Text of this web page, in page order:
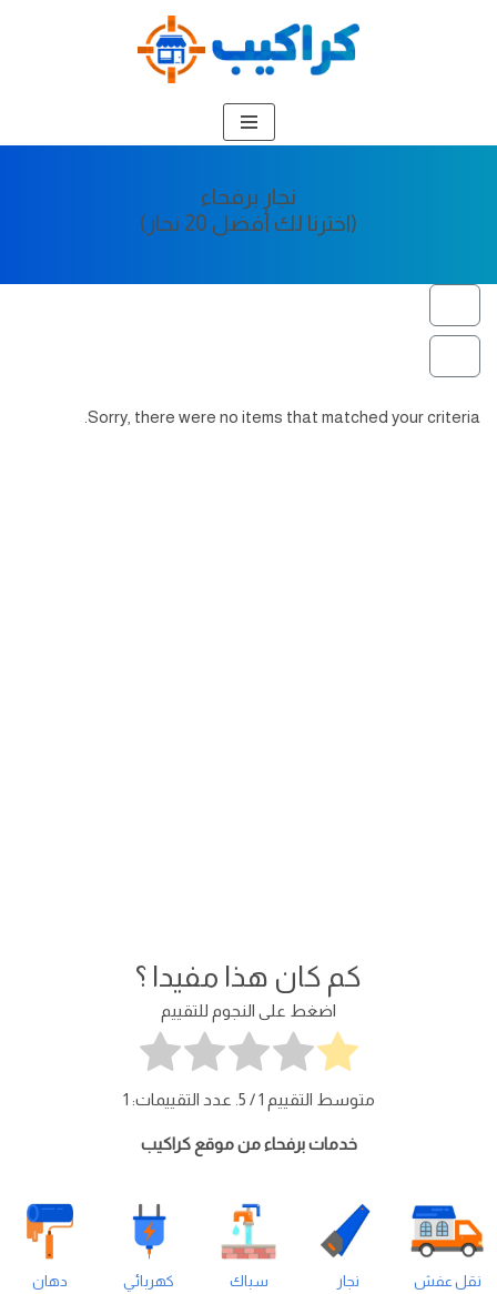
نجار برفحاء
(اخترنا لك أفضل 20 نجار)
Sorry, there were no items that matched your criteria.
كم كان هذا مفيدا ؟
اضغط على النجوم للتقييم
متوسط التقييم 1/ 5. عدد التقييمات: 1
خدمات برفحاء من موقع كراكيب
نقل عفش نجار سباك كهربائي دهان